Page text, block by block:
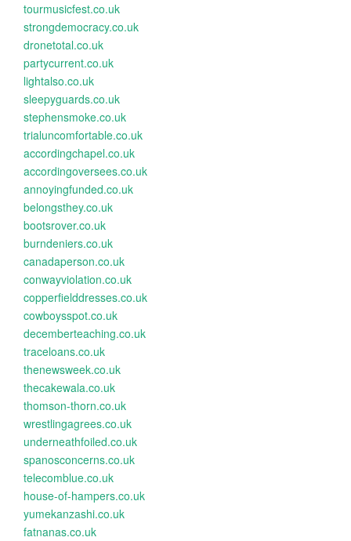
tourmusicfest.co.uk
strongdemocracy.co.uk
dronetotal.co.uk
partycurrent.co.uk
lightalso.co.uk
sleepyguards.co.uk
stephensmoke.co.uk
trialuncomfortable.co.uk
accordingchapel.co.uk
accordingoversees.co.uk
annoyingfunded.co.uk
belongsthey.co.uk
bootsrover.co.uk
burndeniers.co.uk
canadaperson.co.uk
conwayviolation.co.uk
copperfielddresses.co.uk
cowboysspot.co.uk
decemberteaching.co.uk
traceloans.co.uk
thenewsweek.co.uk
thecakewala.co.uk
thomson-thorn.co.uk
wrestlingagrees.co.uk
underneathfoiled.co.uk
spanosconcerns.co.uk
telecomblue.co.uk
house-of-hampers.co.uk
yumekanzashi.co.uk
fatnanas.co.uk